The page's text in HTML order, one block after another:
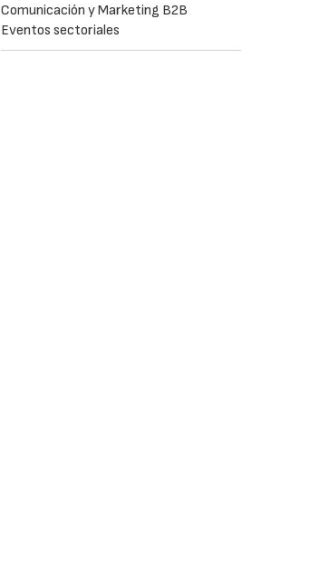
Comunicación y Marketing B2B
Eventos sectoriales